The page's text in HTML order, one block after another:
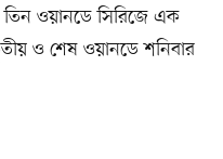
তিন ওয়ানডে সিরিজে এক
ও শেষ ওয়ানডে শনিবার